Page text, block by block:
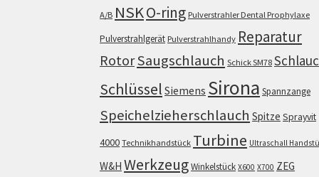
A/B NSKO-ring Pulverstrahler Dental Prophylaxe
Pulverstrahlgerät Pulverstrahlhandy Reparatur
RotorSaugschlauch Schick SM78
Schlüssel Siemens Sirona Spannzange
Speichelzieherschlauch Spitze Sprayvit
4000 Technikhandstück Turbine Ultraschall
W&H WerkzeugWinkelstück X600 X700 ZEG